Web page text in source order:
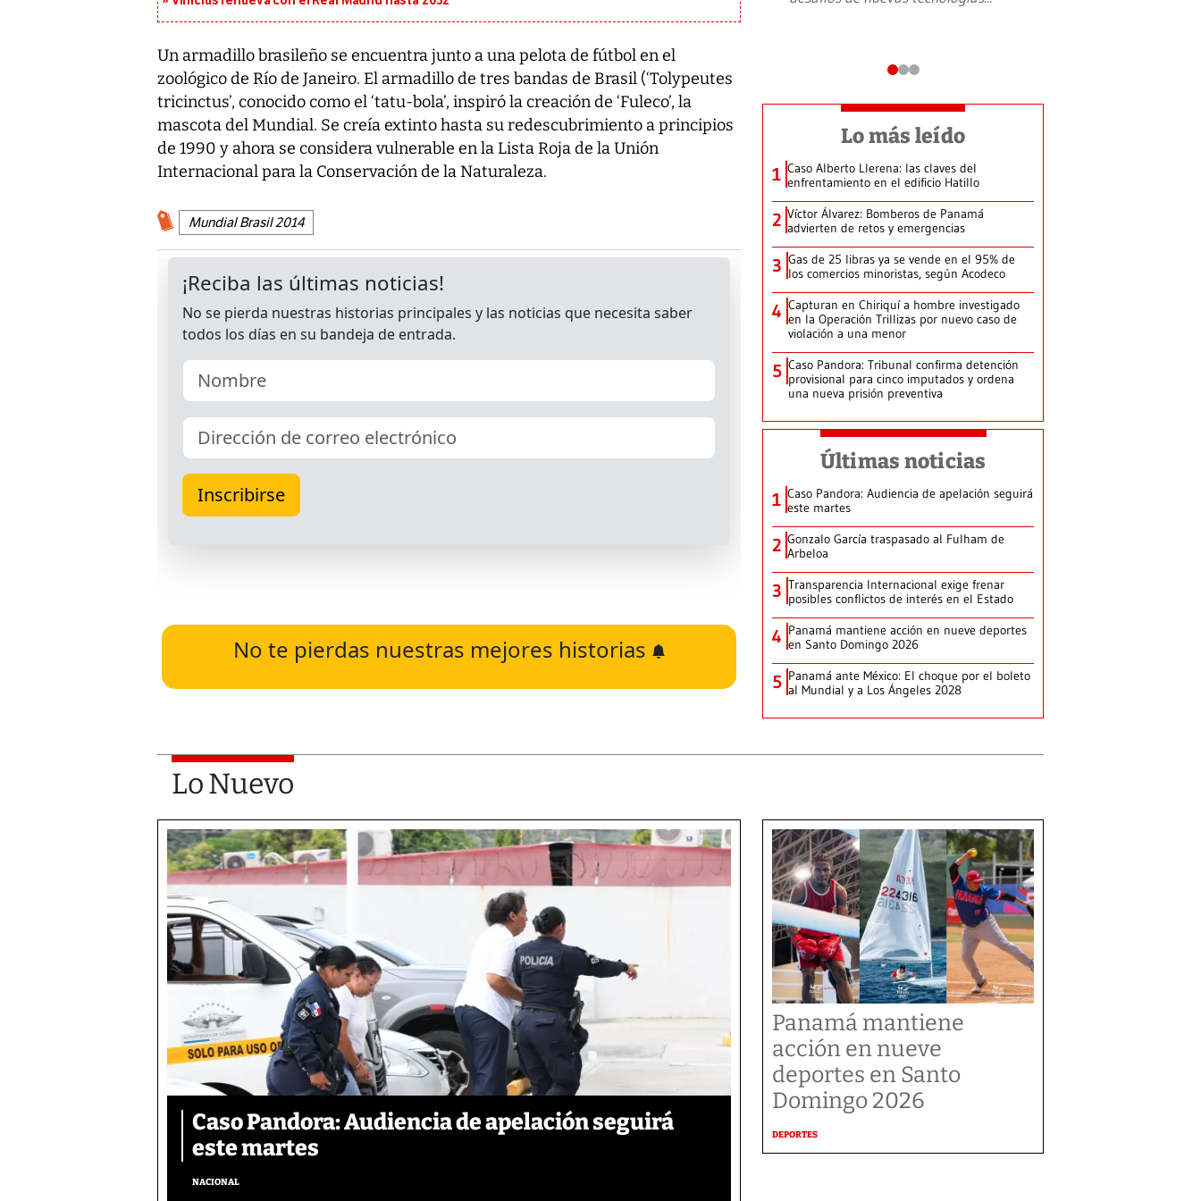
Un armadillo brasileño se encuentra junto a una pelota de fútbol en el
zoológico de Río de Janeiro. El armadillo de tres bandas de Brasil (‘Tolypeutes
tricinctus’, conocido como el ‘tatu-bola’, inspiró la creación de ‘Fuleco’, la
mascota del Mundial. Se creía extinto hasta su redescubrimiento a principios
de 1990 y ahora se considera vulnerable en la Lista Roja de la Unión
Internacional para la Conservación de la Naturaleza.
Mundial Brasil 2014
No te pierdas nuestras mejores historias
Lo más leído
1 Caso Alberto Llerena: las claves del
enfrentamiento en el edificio Hatillo
2 Víctor Álvarez: Bomberos de Panamá
advierten de retos y emergencias
3 Gas de 25 libras ya se vende en el 95% de
los comercios minoristas, según Acodeco
4 Capturan en Chiriquí a hombre investigado
en la Operación Trillizas por nuevo caso de
violación a una menor
5 Caso Pandora: Tribunal confirma detención
provisional para cinco imputados y ordena
una nueva prisión preventiva
Últimas noticias
1 Caso Pandora: Audiencia de apelación seguirá
este martes
2 Gonzalo García traspasado al Fulham de
Arbeloa
3 Transparencia Internacional exige frenar
posibles conflictos de interés en el Estado
4 Panamá mantiene acción en nueve deportes
en Santo Domingo 2026
5 Panamá ante México: El choque por el boleto
al Mundial y a Los Ángeles 2028
Lo Nuevo
Caso Pandora: Audiencia de apelación seguirá
este martes
NACIONAL
Panamá mantiene
acción en nueve
deportes en Santo
Domingo 2026
DEPORTES